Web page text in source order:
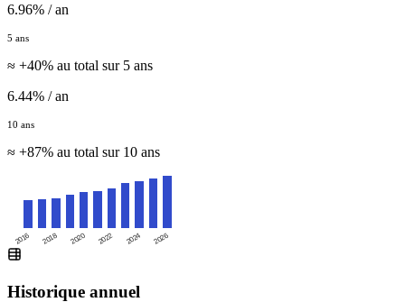
6.96% / an
5 ans
≈ +40% au total sur 5 ans
6.44% / an
10 ans
≈ +87% au total sur 10 ans
2016 2018 2020 2022 2024 2026
Historique annuel